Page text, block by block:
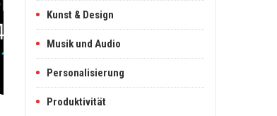
Kunst & Design
Musik und Audio
Personalisierung
Produktivität